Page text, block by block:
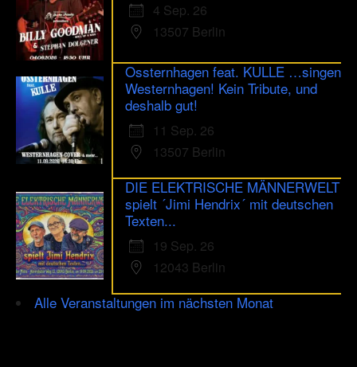
4 Sep. 26
13507 Berlin
Ossternhagen feat. KULLE …singen
Westernhagen! Kein Tribute, und
deshalb gut!
11 Sep. 26
13507 Berlin
DIE ELEKTRISCHE MÄNNERWELT
spielt ´Jimi Hendrix´ mit deutschen
Texten...
19 Sep. 26
12043 Berlin
Alle Veranstaltungen im nächsten Monat